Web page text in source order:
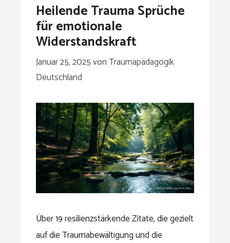
Heilende Trauma Sprüche
für emotionale
Widerstandskraft
Januar 25, 2025vonTraumapädagogik
Deutschland
Über 19 resilienzstärkende Zitate, die gezielt
auf die Traumabewältigung und die